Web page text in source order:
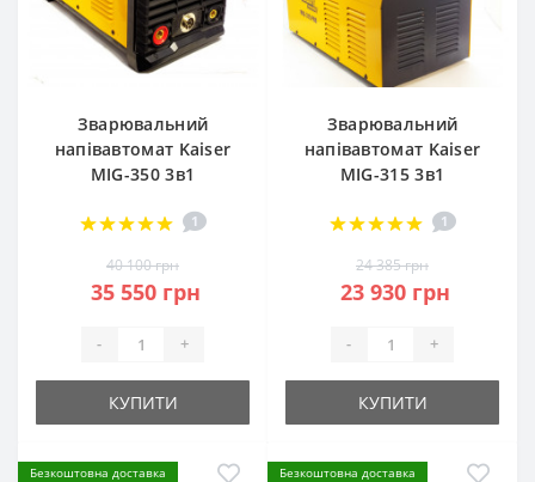
Зварювальний
напівавтомат Kaiser
MIG-350 3в1
1
40 100 грн
35 550 грн
- +
КУПИТИ
Зварювальний
напівавтомат Kaiser
MIG-315 3в1
1
24 385 грн
23 930 грн
- +
КУПИТИ
Безкоштовна доставка
Безкоштовна доставка